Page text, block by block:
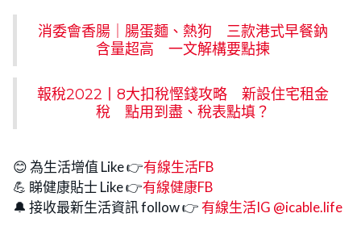
消委會香腸｜腸蛋麵、熱狗 三款港式早餐鈉
含量超高 一文解構要點揀
報稅2022丨8大扣稅慳錢攻略 新設住宅租金
稅 點用到盡、稅表點填？
😊 為生活增值 Like 👉有線生活FB
💪 睇健康貼士 Like 👉有線健康FB
🔔 接收最新生活資訊 follow 👉 有線生活IG @icable.life